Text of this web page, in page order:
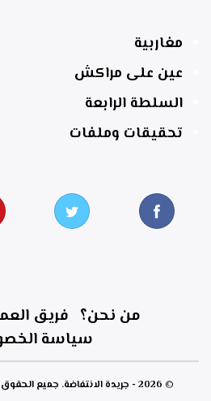
مغاربية
عين على مراكش
السلطة الرابعة
تحقيقات وملفات
من نحن؟ فريق
سياسة
© 2026 - جريدة الانتفاضة. جميع الحقوق محفوظة لجريدة الإنتفاضة.